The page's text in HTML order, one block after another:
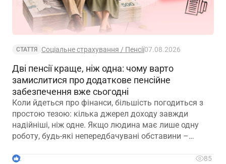
СТАТТЯ Соціальне страхування / Пенсії07.08.2026
Дві пенсії краще, ніж одна: чому варто
замислитися про додаткове пенсійне
забезпечення вже сьогодні
Коли йдеться про фінанси, більшість погодиться з
простою тезою: кілька джерел доходу завжди
надійніші, ніж одне. Якщо людина має лише одну
роботу, будь-які непередбачувані обставини –
окремій галузі – можуть миттєво позбавити її
2
85